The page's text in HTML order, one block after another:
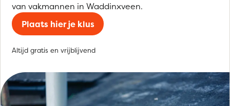
van vakmannen in Waddinxveen.
Plaats hier je klus
Altijd gratis en vrijblijvend